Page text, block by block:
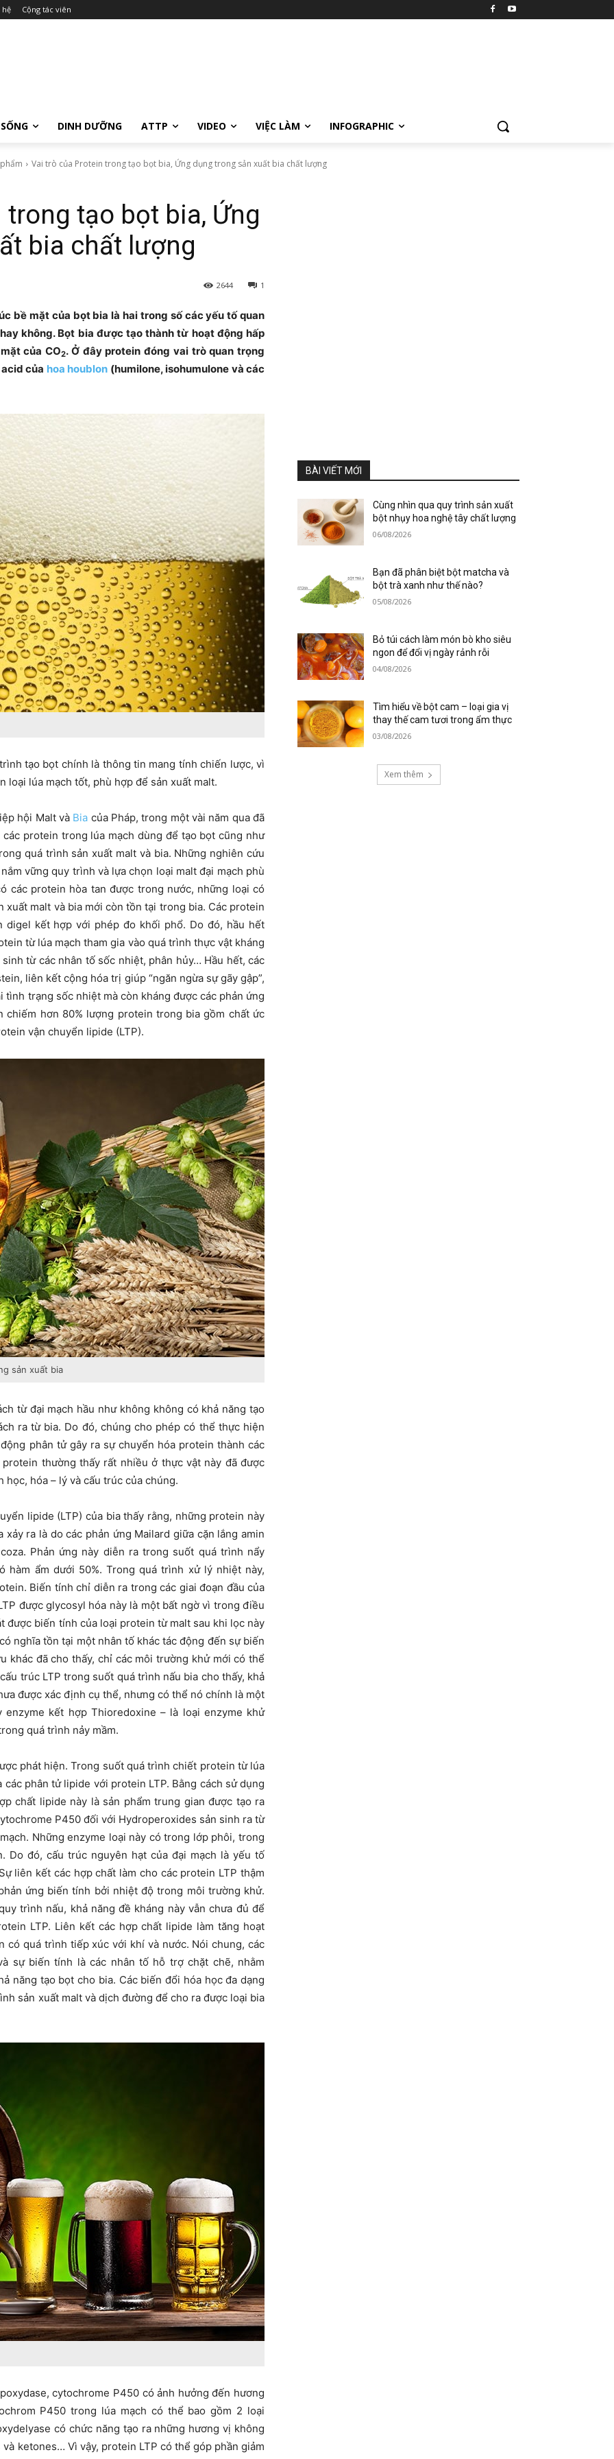
hệ Cộng tác viên
DINH DƯỠNG ATTP VIDEO VIỆC LÀM INFOGRAPHIC
Vai trò của Protein trong tạo bọt bia, Ứng dụng trong sản xuất bia chất lượng
tạo bọt bia, Ứng
bia chất lượng
1
2644
bề mặt của bọt bia là hai trong số các yếu tố quan
không. Bọt bia được tạo thành từ hoạt động hấp
của CO2. Ở đây protein đóng vai trò quan trọng
của hoa houblon (humilone, isohumulone và các
tạo bọt chính là thông tin mang tính chiến lược, vì
loại lúa mạch tốt, phù hợp để sản xuất malt.
hội Malt và Bia của Pháp, trong một vài năm qua đã
protein trong lúa mạch dùng để tạo bọt cũng như
quá trình sản xuất malt và bia. Những nghiên cứu
vững quy trình và lựa chọn loại malt đại mạch phù
các protein hòa tan được trong nước, những loại có
malt và bia mới còn tồn tại trong bia. Các protein
digel kết hợp với phép đo khối phổ. Do đó, hầu hết
từ lúa mạch tham gia vào quá trình thực vật kháng
từ các nhân tố sốc nhiệt, phân hủy… Hầu hết, các
liên kết cộng hóa trị giúp “ngăn ngừa sự gãy gập”,
trạng sốc nhiệt mà còn kháng được các phản ứng
hơn 80% lượng protein trong bia gồm chất ức
vận chuyển lipide (LTP).
sản xuất bia
từ đại mạch hầu như không không có khả năng tạo
ra từ bia. Do đó, chúng cho phép có thể thực hiện
phân tử gây ra sự chuyển hóa protein thành các
thường thấy rất nhiều ở thực vật này đã được
hóa – lý và cấu trúc của chúng.
lipide (LTP) của bia thấy rằng, những protein này
ra là do các phản ứng Mailard giữa cặn lắng amin
Phản ứng này diễn ra trong suốt quá trình nẩy
hàm ẩm dưới 50%. Trong quá trình xử lý nhiệt này,
Biến tính chỉ diễn ra trong các giai đoạn đầu của
được glycosyl hóa này là một bất ngờ vì trong điều
được biến tính của loại protein từ malt sau khi lọc này
nghĩa tồn tại một nhân tố khác tác động đến sự biến
khác đã cho thấy, chỉ các môi trường khử mới có thể
trúc LTP trong suốt quá trình nấu bia cho thấy, khả
được xác định cụ thể, nhưng có thể nó chính là một
kết hợp Thioredoxine – là loại enzyme khử
quá trình nảy mầm.
phát hiện. Trong suốt quá trình chiết protein từ lúa
phân tử lipide với protein LTP. Bằng cách sử dụng
chất lipide này là sản phẩm trung gian được tạo ra
P450 đối với Hydroperoxides sản sinh ra từ
Những enzyme loại này có trong lớp phôi, trong
Do đó, cấu trúc nguyên hạt của đại mạch là yếu tố
liên kết các hợp chất làm cho các protein LTP thậm
ứng biến tính bởi nhiệt độ trong môi trường khử.
trình nấu, khả năng đề kháng này vẫn chưa đủ để
LTP. Liên kết các hợp chất lipide làm tăng hoạt
có quá trình tiếp xúc với khí và nước. Nói chung, các
sự biến tính là các nhân tố hỗ trợ chặt chẽ, nhằm
năng tạo bọt cho bia. Các biến đổi hóa học đa dạng
sản xuất malt và dịch đường để cho ra được loại bia
cytochrome P450 có ảnh hưởng đến hương
P450 trong lúa mạch có thể bao gồm 2 loại
có chức năng tạo ra những hương vị không
ketones… Vì vậy, protein LTP có thể góp phần giảm
BÀI VIẾT MỚI
Cùng nhìn qua quy trình sản xuất
bột nhụy hoa nghệ tây chất lượng
06/08/2026
Bạn đã phân biệt bột matcha và
bột trà xanh như thế nào?
05/08/2026
Bỏ túi cách làm món bò kho siêu
ngon để đổi vị ngày rảnh rỗi
04/08/2026
Tìm hiểu về bột cam – loại gia vị
thay thế cam tươi trong ẩm thực
03/08/2026
Xem thêm